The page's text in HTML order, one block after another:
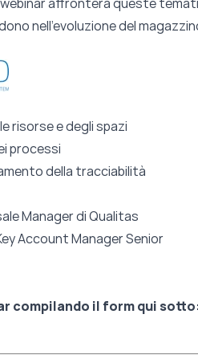
nell’evoluzione del
risorse e degli spazi
processi
della tracciabilità
Manager diQualitas
Account Manager Senior
compilando il form qui